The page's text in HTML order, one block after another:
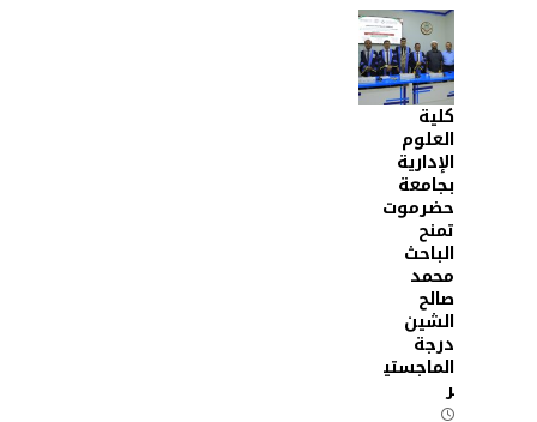
كلية
العلوم
الإدارية
بجامعة
حضرموت
تمنح
الباحث
محمد
صالح
الشين
درجة
الماجستي
ر